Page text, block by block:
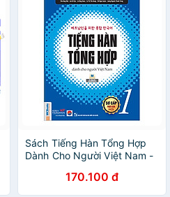
Sách Tiếng Hàn Tổng Hợp
Dành Cho Người Việt Nam -
170.100 đ